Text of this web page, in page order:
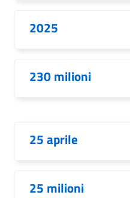
2025
230 milioni
25 aprile
25 milioni